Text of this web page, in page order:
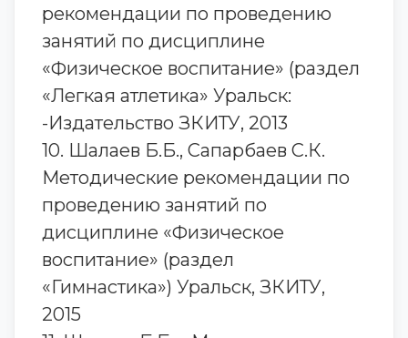
рекомендации по проведению
занятий по дисциплине
«Физическое воспитание» (раздел
«Легкая атлетика» Уральск:
-Издательство ЗКИТУ, 2013
10. Шалаев Б.Б., Сапарбаев С.К.
Методические рекомендации по
проведению занятий по
дисциплине «Физическое
воспитание» (раздел
«Гимнастика») Уральск, ЗКИТУ,
2015